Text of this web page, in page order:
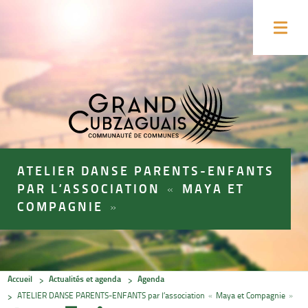
Ouvrir
le
ATELIER DANSE PARENTS-ENFANTS
PAR L’ASSOCIATION « MAYA ET
COMPAGNIE »
Accueil Actualités et agenda
Agenda
ATELIER DANSE PARENTS-ENFANTS par l’association « Maya et Compagnie »